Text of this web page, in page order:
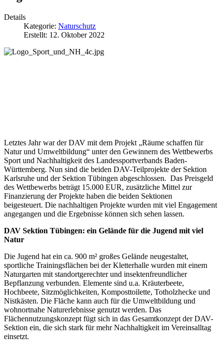
Details
Kategorie: Naturschutz
Erstellt: 12. Oktober 2022
Letztes Jahr war der DAV mit dem Projekt „Räume schaffen für
Natur und Umweltbildung“ unter den Gewinnern des Wettbewerbs
Sport und Nachhaltigkeit des Landessportverbands Baden-
Württemberg. Nun sind die beiden DAV-Teilprojekte der Sektion
Karlsruhe und der Sektion Tübingen abgeschlossen. Das Preisgeld
des Wettbewerbs beträgt 15.000 EUR, zusätzliche Mittel zur
Finanzierung der Projekte haben die beiden Sektionen
beigesteuert. Die nachhaltigen Projekte wurden mit viel Engagement
angegangen und die Ergebnisse können sich sehen lassen.
DAV Sektion Tübingen: ein Gelände für die Jugend mit viel
Natur
Die Jugend hat ein ca. 900 m² großes Gelände neugestaltet,
sportliche Trainingsflächen bei der Kletterhalle wurden mit einem
Naturgarten mit standortgerechter und insektenfreundlicher
Bepflanzung verbunden. Elemente sind u.a. Kräuterbeete,
Hochbeete, Sitzmöglichkeiten, Komposttoilette, Totholzhecke und
Nistkästen. Die Fläche kann auch für die Umweltbildung und
wohnortnahe Naturerlebnisse genutzt werden. Das
Flächennutzungskonzept fügt sich in das Gesamtkonzept der DAV-
Sektion ein, die sich stark für mehr Nachhaltigkeit im Vereinsalltag
einsetzt.